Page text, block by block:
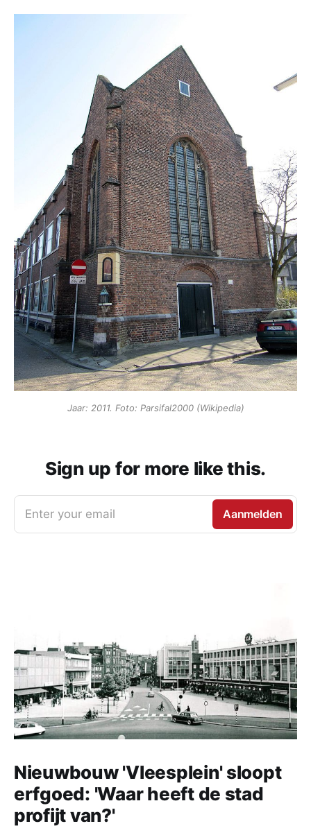
Jaar: 2011. Foto: Parsifal2000 (Wikipedia)
Sign up for more like this.
Enter your email Aanmelden
Nieuwbouw 'Vleesplein' sloopt
erfgoed: 'Waar heeft de stad
profijt van?'